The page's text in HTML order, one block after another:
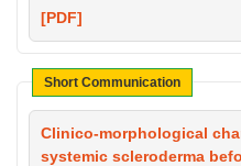
[PDF]
Short Communication
Clinico-morphological
systemic scleroderma